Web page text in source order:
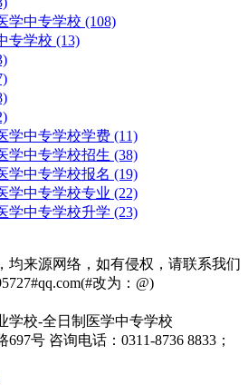
学中专学校 (108)
专学校 (13)
学中专学校学费 (11)
学中专学校招生 (38)
学中专学校报名 (19)
学中专学校专业 (22)
学中专学校升学 (23)
均来源网络，如有侵权，请联系我们
改为：@)
学校-全日制医学中专学校
号 咨询电话：0311-8736 8833；